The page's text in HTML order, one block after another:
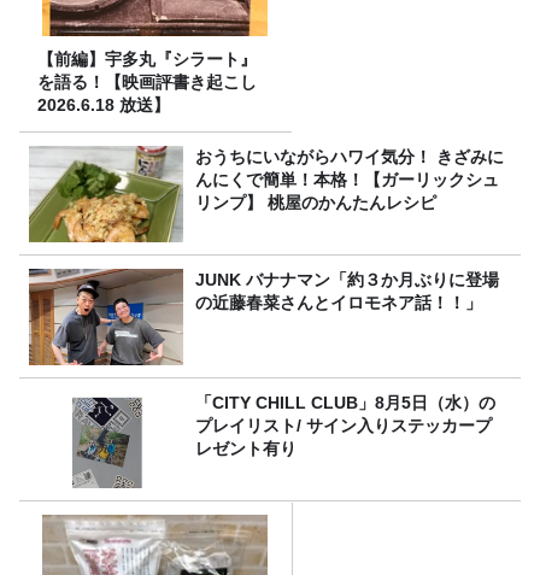
【前編】宇多丸『シラート』
を語る！【映画評書き起こし
2026.6.18 放送】
おうちにいながらハワイ気分！ きざみに
んにくで簡単！本格！【ガーリックシュ
リンプ】 桃屋のかんたんレシピ
JUNK バナナマン「約３か月ぶりに登場
の近藤春菜さんとイロモネア話！！」
「CITY CHILL CLUB」8月5日（水）の
プレイリスト/ サイン入りステッカープ
レゼント有り